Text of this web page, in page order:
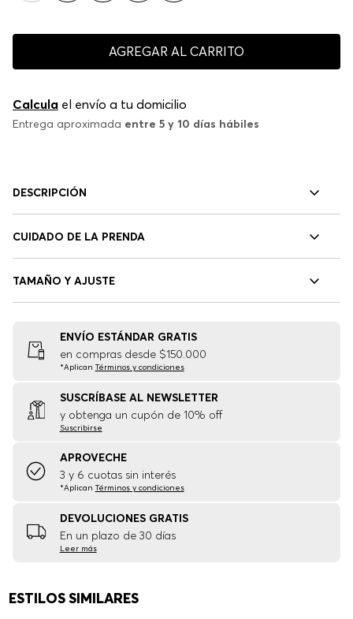
AGREGAR AL CARRITO
Calcula el envío a tu domicilio
Entrega aproximada entre 5 y 10 días hábiles
DESCRIPCIÓN
CUIDADO DE LA PRENDA
TAMAÑO Y AJUSTE
ENVÍO ESTÁNDAR GRATIS
en compras desde $150.000
*Aplican Términos y condiciones
SUSCRÍBASE AL NEWSLETTER
y obtenga un cupón de 10% off
Suscribirse
APROVECHE
3 y 6 cuotas sin interés
*Aplican Términos y condiciones
DEVOLUCIONES GRATIS
En un plazo de 30 días
Leer más
ESTILOS SIMILARES